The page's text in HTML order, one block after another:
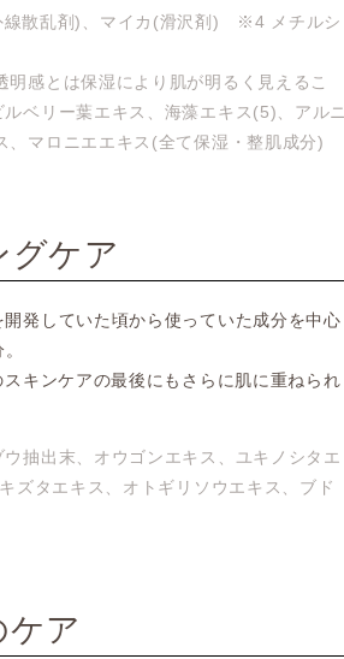
散乱剤)、マイカ(滑沢剤) ※4 メチルシ
感とは保湿により肌が明るく見えるこ
ベリー葉エキス、海藻エキス(5)、アルニ
、マロニエエキス(全て保湿・整肌成分)
グケア
発していた頃から使っていた成分を中心
キンケアの最後にもさらに肌に重ねられ
抽出末、オウゴンエキス、ユキノシタエ
ズタエキス、オトギリソウエキス、ブド
ア